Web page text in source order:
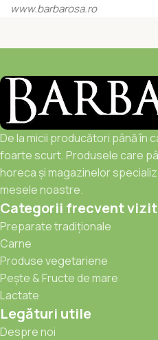
www.barbarosa.ro
mijlocii iar produsele lor
scurt timp. Aprovizionarea si
livrarea se realizeaza in cel
costuri ascunse, la
Barbarosa vine cu experienta
vine cu solutii inainte de a
este sa aducem produse de
produs marca Barbarosa este
atent selectionat.
De la micii producători până în
foarte scurt. Produsele care
horeca și magazinelor
mesele noastre.
Categorii frecvent
Preparate tradiționale
Carne
Produse vegetariene
Pește & Fructe de mare
Lactate
Legături utile
Despre noi